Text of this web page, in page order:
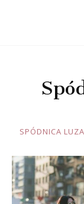
JOULE
SPÓDNICA